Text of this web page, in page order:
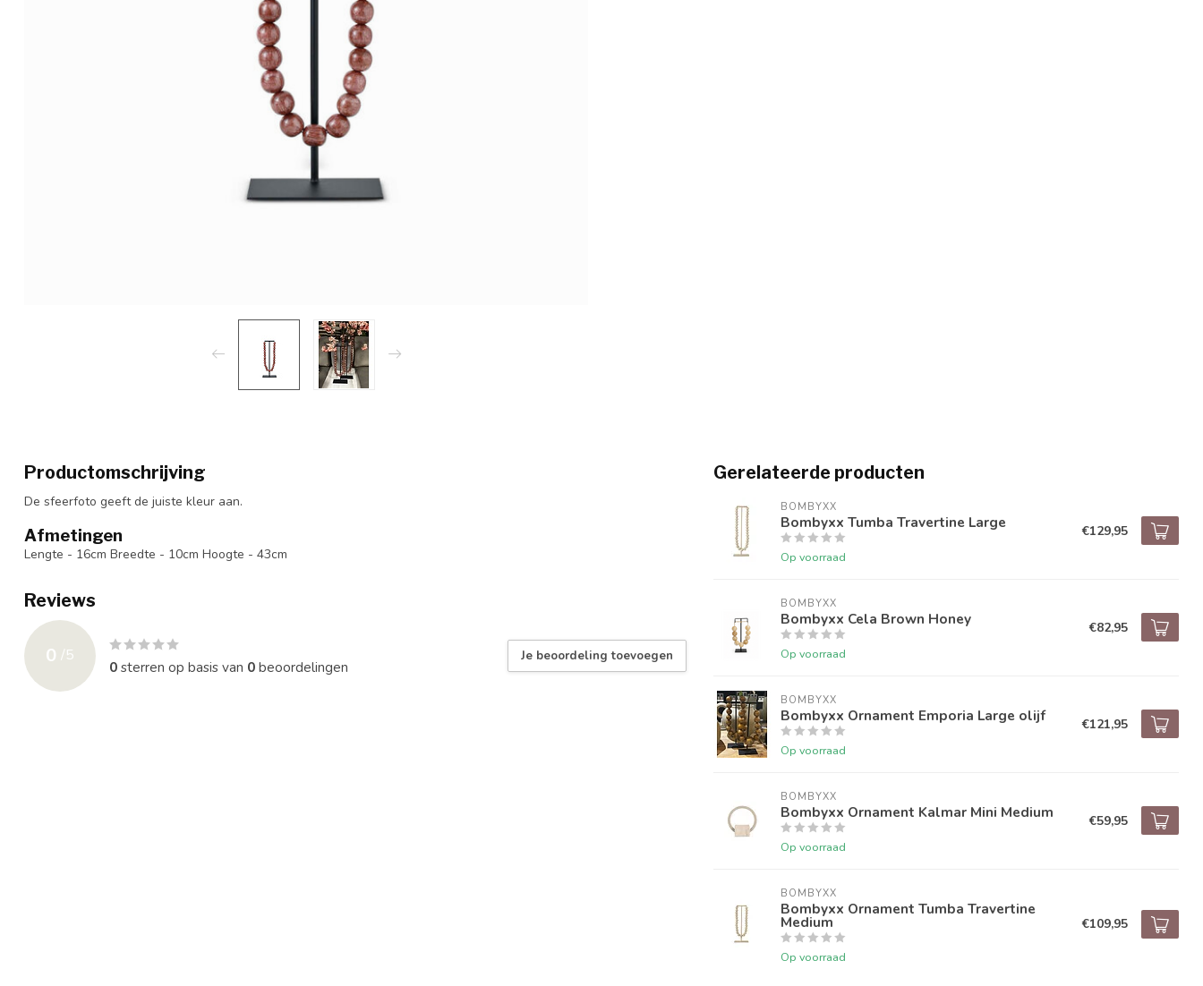
Productomschrijving
De sfeerfoto geeft de juiste kleur aan.
Afmetingen
Lengte - 16cm Breedte - 10cm Hoogte - 43cm
Reviews
0 /5
0sterren op basis van 0beoordelingen
Je beoordeling toevoegen
Gerelateerde producten
BOMBYXX
Bombyxx Tumba Travertine Large
Op voorraad
€129,95
BOMBYXX
Bombyxx Cela Brown Honey
Op voorraad
€82,95
BOMBYXX
Bombyxx Ornament Emporia Large olijf
Op voorraad
€121,95
BOMBYXX
Bombyxx Ornament Kalmar Mini Medium
Op voorraad
€59,95
BOMBYXX
Bombyxx Ornament Tumba Travertine
Medium
Op voorraad
€109,95